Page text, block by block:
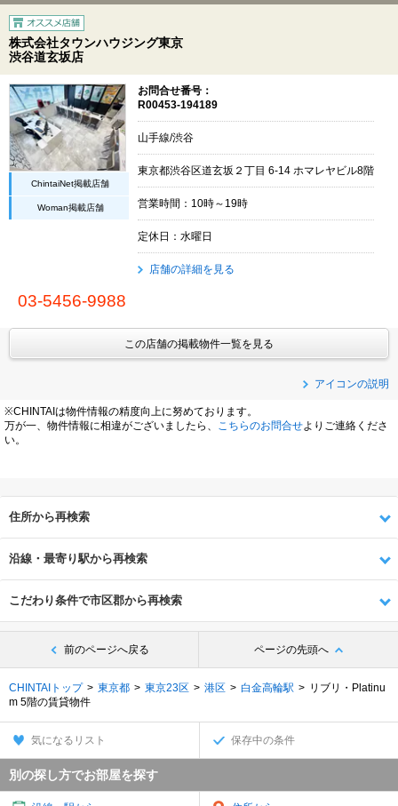
株式会社タウンハウジング東京
渋谷道玄坂店
ChintaiNet掲載店舗
Woman掲載店舗
お問合せ番号：
R00453-194189
山手線/渋谷
東京都渋谷区道玄坂２丁目 6-14 ホマレヤビル8階
営業時間：10時～19時
定休日：水曜日
店舗の詳細を見る
03-5456-9988
この店舗の掲載物件一覧を見る
アイコンの説明
※CHINTAIは物件情報の精度向上に努めております。
万が一、物件情報に相違がございましたら、
こちらのお問合せよりご連絡くださ
い。
住所から再検索
沿線・最寄り駅から再検索
こだわり条件で市区郡から再検索
前のページへ戻る ページの先頭へ
CHINTAIトップ 東京都 東京23区 港区 白金高輪駅
リブリ・Platinu
m 5階の賃貸物件
気になるリスト 保存中の条件
別の探し方でお部屋を探す